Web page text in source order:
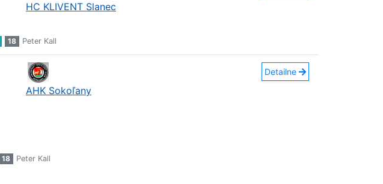
HC KLIVENT Slanec
18 Peter Kall
AHK Sokoľany
Detailne
18 Peter Kall